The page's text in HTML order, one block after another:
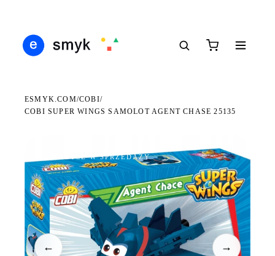
ESMYK.COM/COBI/
COBI SUPER WINGS SAMOLOT AGENT CHASE 25135
WKRÓTCE W SPRZEDAŻY
← →